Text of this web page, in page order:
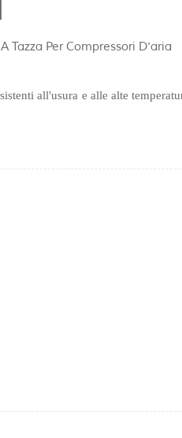
Tazza Per Compressori D'aria
all'usura e alle alte